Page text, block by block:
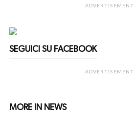
ADVERTISEMENT
SEGUICI SU FACEBOOK
ADVERTISEMENT
MORE IN NEWS